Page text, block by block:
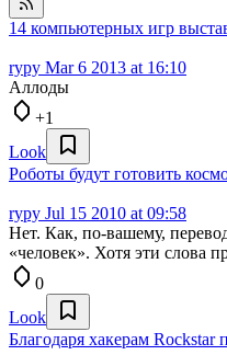
14 компьютерных игр
rypy Mar 6 2013 at 16:10
Аллоды
+1
Look
Роботы будут готовить
rypy Jul 15 2010 at 09:58
Нет. Как, по-вашему,
«человек». Хотя эти слова
0
Look
Благодаря хакерам Rockstar